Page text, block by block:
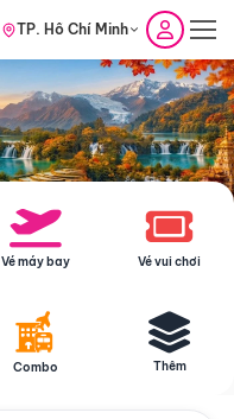
TP. Hồ Chí Minh
Vé máy bay Vé vui chơi
Combo Thêm